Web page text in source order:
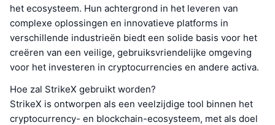
het ecosysteem. Hun achtergrond in het leveren van
complexe oplossingen en innovatieve platforms in
verschillende industrieën biedt een solide basis voor het
creëren van een veilige, gebruiksvriendelijke omgeving
voor het investeren in cryptocurrencies en andere activa.
Hoe zal StrikeX gebruikt worden?
StrikeX is ontworpen als een veelzijdige tool binnen het
cryptocurrency- en blockchain-ecosysteem, met als doel